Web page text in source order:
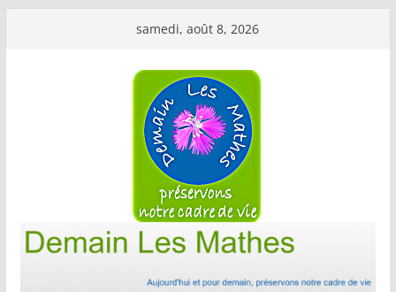
samedi, août 8, 2026